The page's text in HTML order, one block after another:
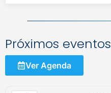
Próximos eventos
Ver Agenda